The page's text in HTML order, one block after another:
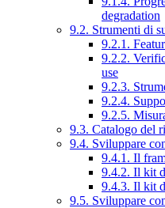
degradation
9.2. Strumenti di
9.2.1.
9.2.2.
use
9.2.3.
9.2.4.
9.2.5.
9.3. Catalogo del
9.4. Sviluppare
9.4.1. Il
9.4.2. Il kit
9.4.3. Il kit
9.5. Sviluppare